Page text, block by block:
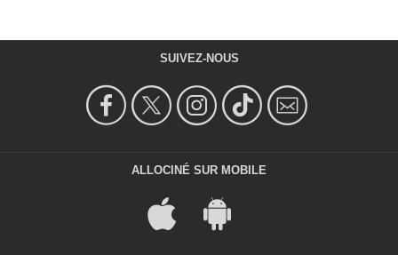
SUIVEZ-NOUS
ALLOCINÉ SUR MOBILE